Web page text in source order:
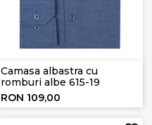
Camasa albastra cu
romburi albe 615-19
RON 109,00